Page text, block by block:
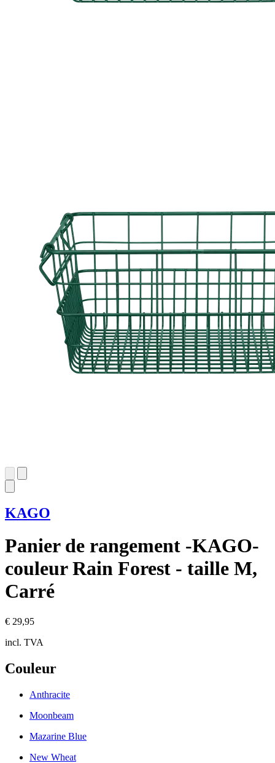
KAGO
Panier de rangement -KAGO-
couleur Rain Forest - taille M,
Carré
€ 29,95
incl. TVA
Couleur
Anthracite
Moonbeam
Mazarine Blue
New Wheat